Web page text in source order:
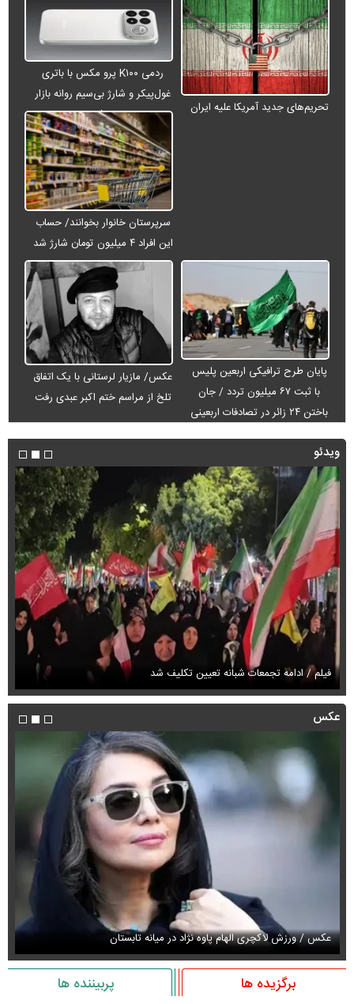
تحریم‌های جدید آمریکا علیه ایران
ردمی K۱۰۰ پرو مکس با باتری
غول‌پیکر و شارژ بی‌سیم روانه بازار
می‌شود
سرپرستان خانوار بخوانند/ حساب
این افراد ۴ میلیون تومان شارژ شد
پایان طرح ترافیکی اربعین پلیس
با ثبت ۶۷ میلیون تردد / جان
باختن ۲۴ زائر در تصادفات اربعینی
عکس/ مازیار لرستانی با یک اتفاق
تلخ از مراسم ختم اکبر عبدی رفت
ویدئو
فیلم / ادامه تجمعات شبانه تعیین تکلیف شد
عکس
عکس / ورزش لاکچری الهام پاوه نژاد در میانه تابستان
برگزیده ها پربیننده ها